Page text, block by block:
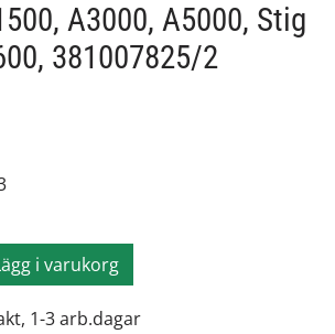
A3000, A5000, Stig
381007825/2
i varukorg
1-3 arb.dagar